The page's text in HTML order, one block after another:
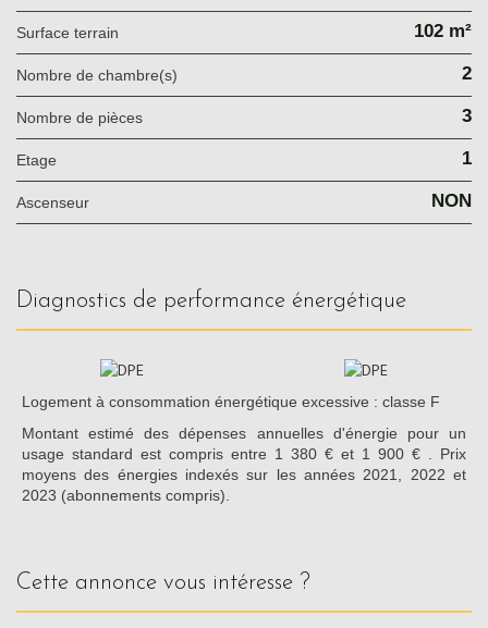
surface terrain 102 m²
Nombre de chambre(s) 2
Nombre de pièces 3
Etage 1
Ascenseur NON
diagnostics de performance énergétique
Logement à consommation énergétique excessive : classe F
Montant estimé des dépenses annuelles d'énergie pour un
usage standard est compris entre 1 380 € et 1 900 € . Prix
moyens des énergies indexés sur les années 2021, 2022 et
2023 (abonnements compris).
cette annonce vous intéresse ?